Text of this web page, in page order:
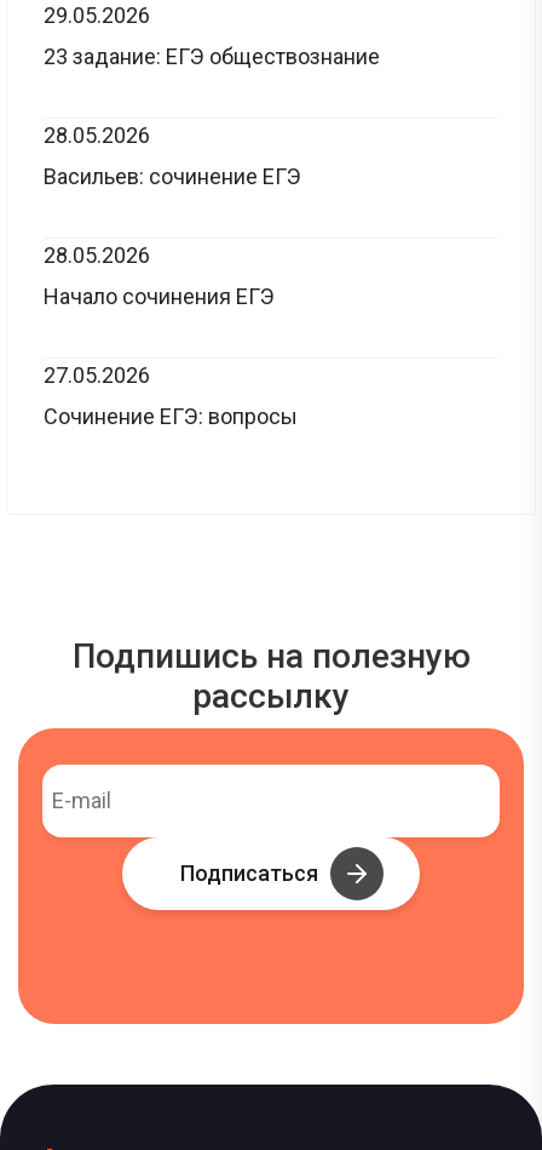
29.05.2026
23 задание: ЕГЭ обществознание
28.05.2026
Васильев: сочинение ЕГЭ
28.05.2026
Начало сочинения ЕГЭ
27.05.2026
Сочинение ЕГЭ: вопросы
Подпишись на полезную
рассылку
Подписаться